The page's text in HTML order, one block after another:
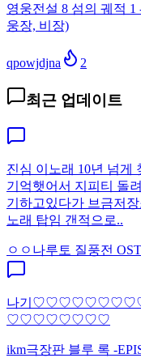
영웅전설 8 섬의 궤적
웅장, 비장)
qpowjdjna 2
최근 업데이트
진심 이노래 10년 넘게
기억햇어서 지피티 돌
기하고있다가 브금저
노래 탑임 갠적으로..
ㅇㅇ 나루토 질풍전
나기
♡♡♡♡♡♡♡♡
ikm극장판 블루 록 -